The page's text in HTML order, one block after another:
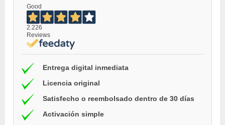
Good
2.226
Reviews
Entrega digital inmediata
Licencia original
Satisfecho o reembolsado dentro de 30 días
Activación simple